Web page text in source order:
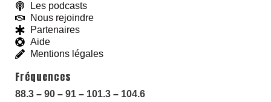
Les podcasts
Nous rejoindre
Partenaires
Aide
Mentions légales
Fréquences
88.3 – 90 – 91 – 101.3 – 104.6